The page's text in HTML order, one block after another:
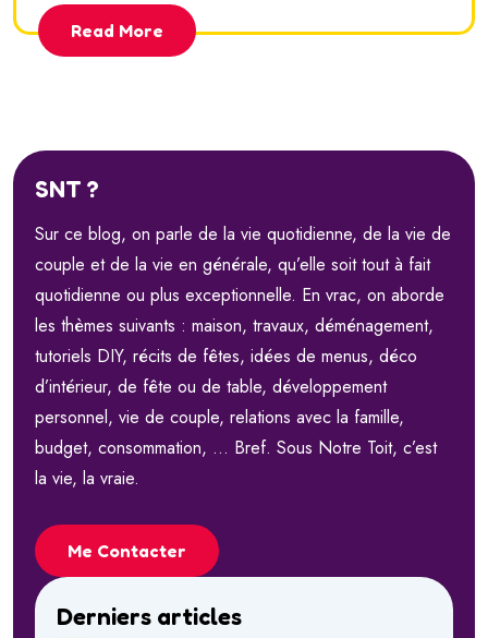
Read More
SNT ?
Sur ce blog, on parle de la vie quotidienne, de la vie de
couple et de la vie en générale, qu’elle soit tout à fait
quotidienne ou plus exceptionnelle. En vrac, on aborde
les thèmes suivants : maison, travaux, déménagement,
tutoriels DIY, récits de fêtes, idées de menus, déco
d’intérieur, de fête ou de table, développement
personnel, vie de couple, relations avec la famille,
budget, consommation, … Bref. Sous Notre Toit, c’est
la vie, la vraie.
Me Contacter
Derniers articles